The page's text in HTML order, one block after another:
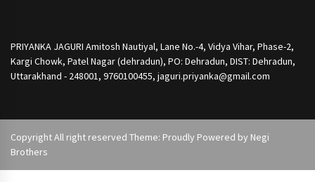
PRIYANKA JAGURI Amitosh Nautiyal, Lane No.-4, Vidya Vihar, Phase-2,
Kargi Chowk, Patel Nagar (dehradun), PO: Dehradun, DIST: Dehradun,
Uttarakhand - 248001, 9760100455, jaguri.priyanka@gmail.com
Copyright All right reserved Theme: Proudly Powered by Negi
Brothers